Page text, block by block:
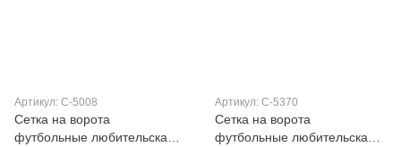
Артикул: C-5008
Сетка на ворота
футбольные любительская
Артикул: C-5370
Сетка на ворота
футбольные любительская